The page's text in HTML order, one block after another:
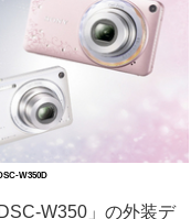
W350D
W350」の外装デ